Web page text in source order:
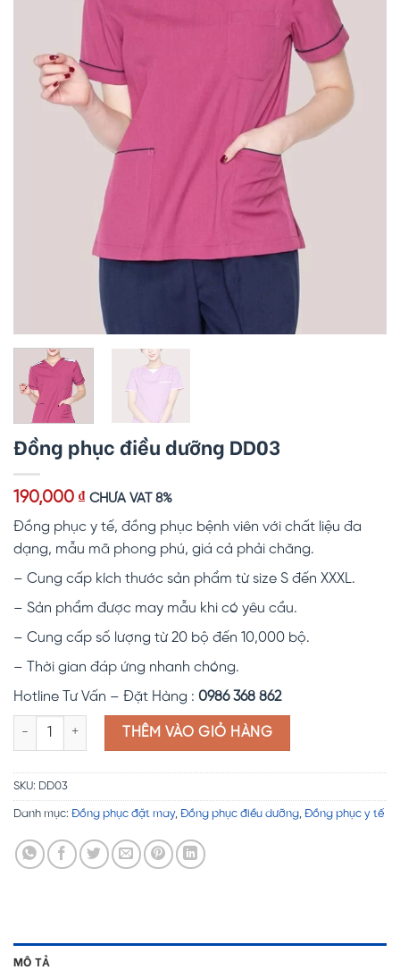
Đồng phục điều dưỡng DD03
190,000 ₫ CHƯA VAT 8%
Đồng phục y tế, đồng phục bệnh viên với chất liệu đa
dạng, mẫu mã phong phú, giá cả phải chăng.
– Cung cấp kích thước sản phẩm từ size S đến XXXL.
– Sản phẩm được may mẫu khi có yêu cầu.
– Cung cấp số lượng từ 20 bộ đến 10,000 bộ.
– Thời gian đáp ứng nhanh chóng.
Hotline Tư Vấn – Đặt Hàng : 0986 368 862
Đồng phục điều dưỡng DD03 số lượng
THÊM VÀO GIỎ HÀNG
SKU: DD03
Danh mục: Đồng phục đặt may, Đồng phục điều dưỡng, Đồng phục y tế
MÔ TẢ